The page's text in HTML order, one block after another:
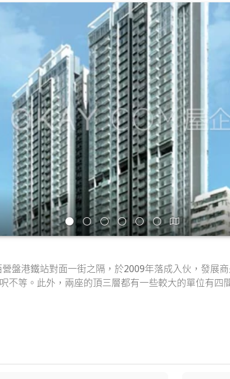
盤港鐵站對面一街之隔，於2009年落成入伙，發展
不等。此外，兩座的頂三層都有一些較大的單位有